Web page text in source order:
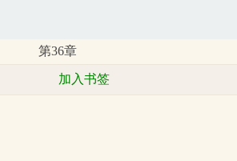
第36章
加入书签